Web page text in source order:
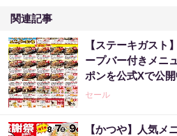
関連記事
【ステーキガスト
ープバー付きメニ
ポンを公式Xで公開
セール
【かつや】人気メ